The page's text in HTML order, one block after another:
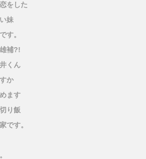
をした
妹
す。
補?!
くん
か
ます
り飯
です。